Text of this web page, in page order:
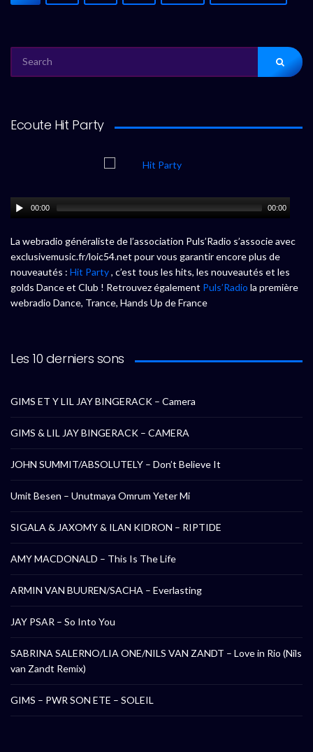
FOR:
Ecoute Hit Party
00:00 00:00
La webradio généraliste de l’association Puls’Radio s’associe avec
exclusivemusic.fr/loic54.net pour vous garantir encore plus de
nouveautés : Hit Party, c’est tous les hits, les nouveautés et les
golds Dance et Club ! Retrouvez également Puls’Radio la première
webradio Dance, Trance, Hands Up de France
Les 10 derniers sons
GIMS ET Y LIL JAY BINGERACK – Camera
GIMS & LIL JAY BINGERACK – CAMERA
JOHN SUMMIT/ABSOLUTELY – Don’t Believe It
Umit Besen – Unutmaya Omrum Yeter Mi
SIGALA & JAXOMY & ILAN KIDRON – RIPTIDE
AMY MACDONALD – This Is The Life
ARMIN VAN BUUREN/SACHA – Everlasting
JAY PSAR – So Into You
SABRINA SALERNO/LIA ONE/NILS VAN ZANDT – Love in Rio (Nils
van Zandt Remix)
GIMS – PWR SON ETE – SOLEIL